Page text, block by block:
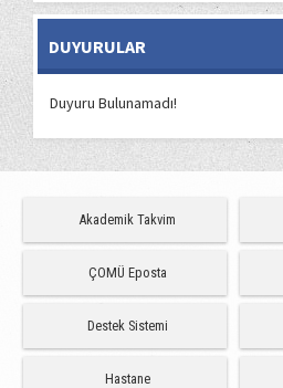
DUYURULAR
Duyuru Bulunamadı!
Akademik Takvim
ÇOMÜ Eposta
Destek Sistemi
Hastane